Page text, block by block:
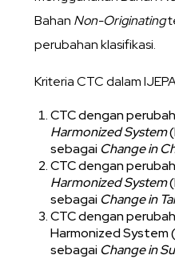
Bahan Non-Originating
perubahan klasifikasi.
Kriteria CTC dalam
CTC dengan
Harmonized System
sebagai Change in
CTC dengan
Harmonized System
sebagai Change in
CTC dengan
Harmonized System
sebagai Change in